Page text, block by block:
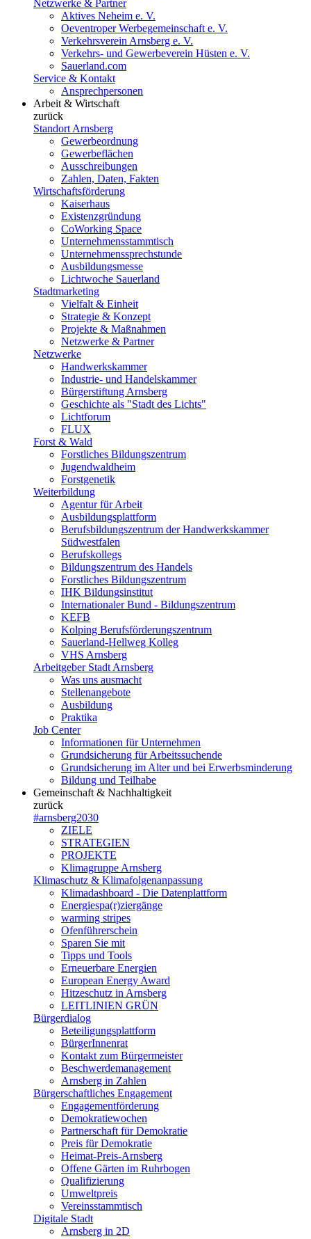
Netzwerke & Partner
Aktives Neheim e. V.
Oeventroper Werbegemeinschaft e. V.
Verkehrsverein Arnsberg e. V.
Verkehrs- und Gewerbeverein Hüsten e. V.
Sauerland.com
Service & Kontakt
Ansprechpersonen
Arbeit & Wirtschaft
zurück
Standort Arnsberg
Gewerbeordnung
Gewerbeflächen
Ausschreibungen
Zahlen, Daten, Fakten
Wirtschaftsförderung
Kaiserhaus
Existenzgründung
CoWorking Space
Unternehmensstammtisch
Unternehmenssprechstunde
Ausbildungsmesse
Lichtwoche Sauerland
Stadtmarketing
Vielfalt & Einheit
Strategie & Konzept
Projekte & Maßnahmen
Netzwerke & Partner
Netzwerke
Handwerkskammer
Industrie- und Handelskammer
Bürgerstiftung Arnsberg
Geschichte als "Stadt des Lichts"
Lichtforum
FLUX
Forst & Wald
Forstliches Bildungszentrum
Jugendwaldheim
Forstgenetik
Weiterbildung
Agentur für Arbeit
Ausbildungsplattform
Berufsbildungszentrum der Handwerkskammer
Südwestfalen
Berufskollegs
Bildungszentrum des Handels
Forstliches Bildungszentrum
IHK Bildungsinstitut
Internationaler Bund - Bildungszentrum
KEFB
Kolping Berufsförderungszentrum
Sauerland-Hellweg Kolleg
VHS Arnsberg
Arbeitgeber Stadt Arnsberg
Was uns ausmacht
Stellenangebote
Ausbildung
Praktika
Job Center
Informationen für Unternehmen
Grundsicherung für Arbeitssuchende
Grundsicherung im Alter und bei Erwerbsminderung
Bildung und Teilhabe
Gemeinschaft & Nachhaltigkeit
zurück
#arnsberg2030
ZIELE
STRATEGIEN
PROJEKTE
Klimagruppe Arnsberg
Klimaschutz & Klimafolgenanpassung
Klimadashboard - Die Datenplattform
Energiespa(r)ziergänge
warming stripes
Ofenführerschein
Sparen Sie mit
Tipps und Tools
Erneuerbare Energien
European Energy Award
Hitzeschutz in Arnsberg
LEITLINIEN GRÜN
Bürgerdialog
Beteiligungsplattform
BürgerInnenrat
Kontakt zum Bürgermeister
Beschwerdemanagement
Arnsberg in Zahlen
Bürgerschaftliches Engagement
Engagementförderung
Demokratiewochen
Partnerschaft für Demokratie
Preis für Demokratie
Heimat-Preis-Arnsberg
Offene Gärten im Ruhrbogen
Qualifizierung
Umweltpreis
Vereinsstammtisch
Digitale Stadt
Arnsberg in 2D